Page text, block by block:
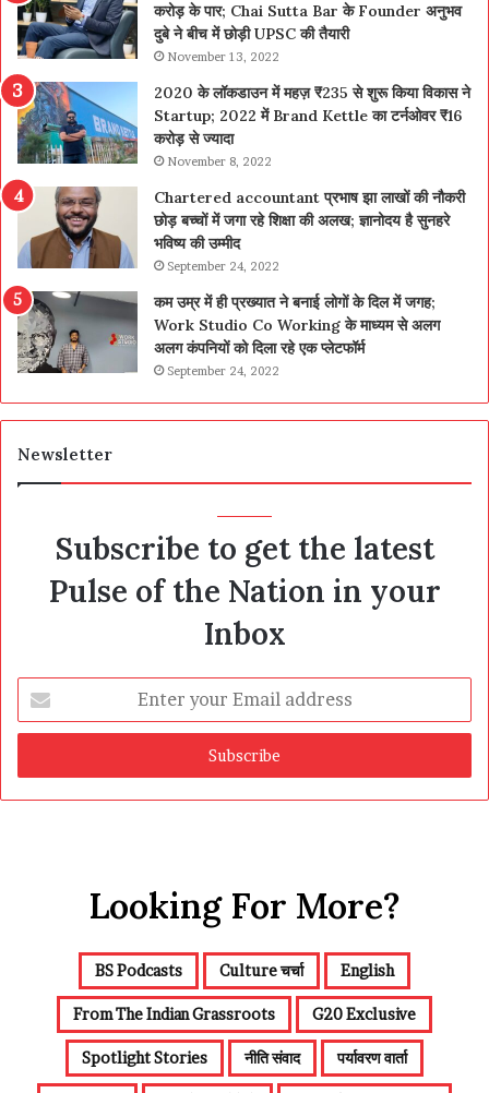
करोड़ के पार; Chai Sutta Bar के Founder अनुभव
दुबे ने बीच में छोड़ी UPSC की तैयारी
November 13, 2022
2020 के लॉकडाउन में महज़ ₹235 से शुरू किया विकास ने
Startup; 2022 में Brand Kettle का टर्नओवर ₹16
करोड़ से ज्यादा
November 8, 2022
Chartered accountant प्रभाष झा लाखों की नौकरी
छोड़ बच्चों में जगा रहे शिक्षा की अलख; ज्ञानोदय है सुनहरे
भविष्य की उम्मीद
September 24, 2022
कम उम्र में ही प्रख्यात ने बनाई लोगों के दिल में जगह;
Work Studio Co Working के माध्यम से अलग
अलग कंपनियों को दिला रहे एक प्लेटफॉर्म
September 24, 2022
Newsletter
Subscribe to get the latest
Pulse of the Nation in your
Inbox
your
Email
Looking For More?
BS Podcasts Culture चर्चा English
From The Indian Grassroots G20 Exclusive
Spotlight Stories नीति संवाद पर्यावरण वार्ता